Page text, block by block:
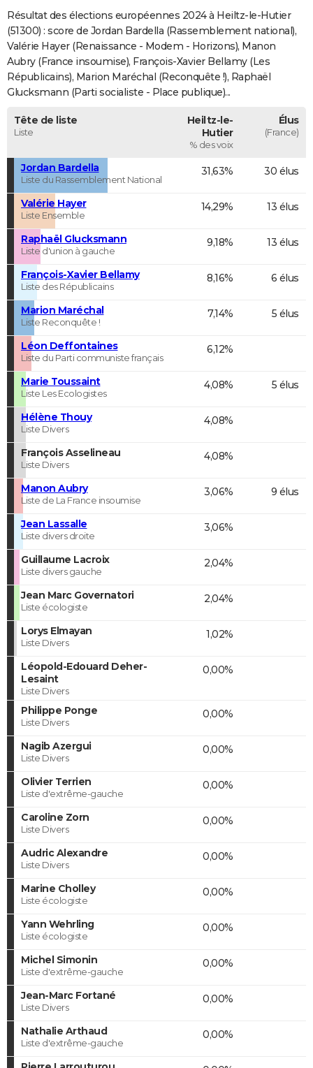
S'inscrire
Se connecter
Lycées
Collèges
Primaires
Universités
Entreprises
Service militaire
Avis de recherche
AVIS DE DÉCÈS
FORUM
Bricolage
Lifestyle
Culture
SportAuto
Television
Voyage
Cinema
Résultat des élections européennes 2024 à Heiltz-le-Hutier
(51300) : score de Jordan Bardella (Rassemblement national),
Valérie Hayer (Renaissance - Modem - Horizons), Manon
Aubry (France insoumise), François-Xavier Bellamy (Les
Républicains), Marion Maréchal (Reconquête !), Raphaël
Glucksmann (Parti socialiste - Place publique)...
Tête de liste
Liste
Heiltz-le-
Hutier
% des voix
Élus
(France)
Jordan Bardella
Liste du Rassemblement National
31,63% 30 élus
Valérie Hayer
Liste Ensemble
14,29% 13 élus
Raphaël Glucksmann
Liste d'union à gauche
9,18% 13 élus
François-Xavier Bellamy
Liste des Républicains
8,16% 6 élus
Marion Maréchal
Liste Reconquête !
7,14% 5 élus
Léon Deffontaines
Liste du Parti communiste français
6,12%
Marie Toussaint
Liste Les Ecologistes
4,08% 5 élus
Hélène Thouy
Liste Divers
4,08%
François Asselineau
Liste Divers
4,08%
Manon Aubry
Liste de La France insoumise
3,06% 9 élus
Jean Lassalle
Liste divers droite
3,06%
Guillaume Lacroix
Liste divers gauche
2,04%
Jean Marc Governatori
Liste écologiste
2,04%
Lorys Elmayan
Liste Divers
1,02%
Léopold-Edouard Deher-
Lesaint
Liste Divers
0,00%
Philippe Ponge
Liste Divers
0,00%
Nagib Azergui
Liste Divers
0,00%
Olivier Terrien
Liste d'extrême-gauche
0,00%
Caroline Zorn
Liste Divers
0,00%
Audric Alexandre
Liste Divers
0,00%
Marine Cholley
Liste écologiste
0,00%
Yann Wehrling
Liste écologiste
0,00%
Michel Simonin
Liste d'extrême-gauche
0,00%
Jean-Marc Fortané
Liste Divers
0,00%
Nathalie Arthaud
Liste d'extrême-gauche
0,00%